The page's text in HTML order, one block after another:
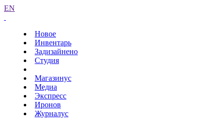
EN
Новое
Инвентарь
Задизайнено
Студия
Магазинус
Медиа
Экспресс
Иронов
Журналус